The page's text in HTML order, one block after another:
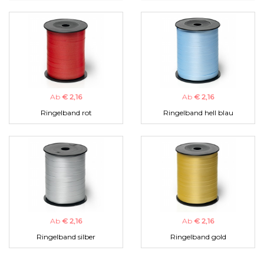
Ab € 2,16
Ringelband rot
Ab € 2,16
Ringelband hell blau
Ab € 2,16
Ringelband silber
Ab € 2,16
Ringelband gold